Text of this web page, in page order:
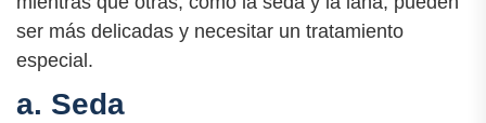
ser más delicadas y necesitar un tratamiento
especial.
a. Seda